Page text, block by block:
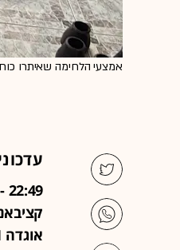
אמצעי הלחימה שאיתרו
אוגדה 91 וחיל הים תקפו כלי שיט ששימש לאיסוף מודיעין בחופי דרום לבנון